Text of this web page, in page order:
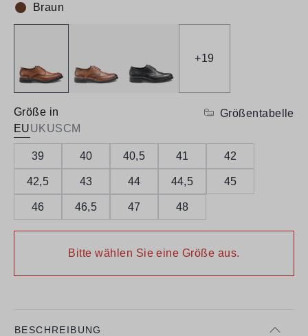
Farbe:
Braun
+19
Größe in
EUUKUSCM
Größentabelle
39 40 40,5 41 42
42,5 43 44 44,5 45
46 46,5 47 48
Bitte wählen Sie eine Größe aus.
BESCHREIBUNG